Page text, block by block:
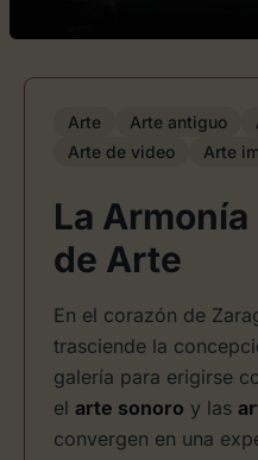
Arte Arte antiguo
Arte de video
Arte
La
de Arte
En el corazón de
trasciende la
galería para erigirse
el arte sonoro y las
convergen en una